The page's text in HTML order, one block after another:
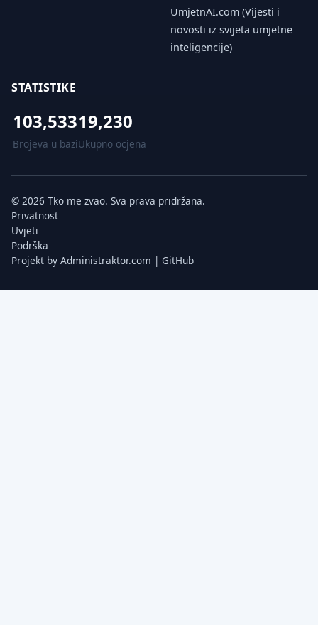
UmjetnAI.com (Vijesti i
novosti iz svijeta umjetne
inteligencije)
STATISTIKE
103,533
Brojeva u bazi
19,230
Ukupno ocjena
© 2026 Tko me zvao. Sva prava pridržana.
Privatnost
Uvjeti
Podrška
Projekt by Administraktor.com | GitHub